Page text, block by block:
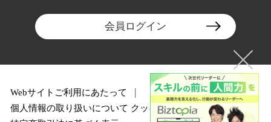
会員ログイン
Webサイトご利用にあたって
個人情報の取り扱いについて クッキーポリシー